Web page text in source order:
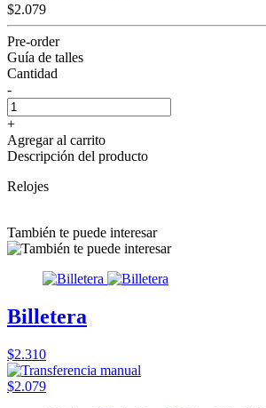
$2.079
Pre-order
Guía de talles
Cantidad
-
+
Agregar al carrito
Descripción del producto
Relojes
También te puede interesar
Billetera
$2.310
$2.079